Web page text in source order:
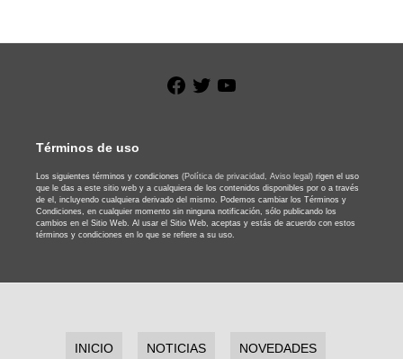
Facebook
Twitter
Términos de uso
Los siguientes términos y condiciones (Política de privacidad, Aviso legal) rigen el uso
que le das a este sitio web y a cualquiera de los contenidos disponibles por o a través
de el, incluyendo cualquiera derivado del mismo. Podemos cambiar los Términos y
Condiciones, en cualquier momento sin ninguna notificación, sólo publicando los
cambios en el Sitio Web. Al usar el Sitio Web, aceptas y estás de acuerdo con estos
términos y condiciones en lo que se refiere a su uso.
INICIO NOTICIAS NOVEDADES